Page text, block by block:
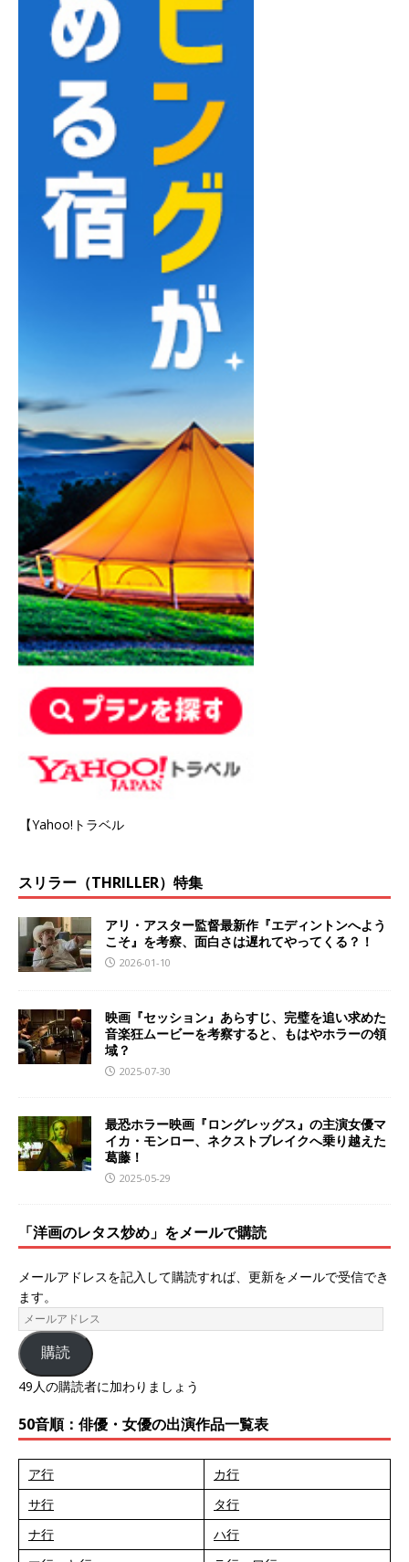
【Yahoo!トラベル
スリラー（THRILLER）特集
アリ・アスター監督最新作『エディントンへよう
こそ』を考察、面白さは遅れてやってくる？！
2026-01-10
映画『セッション』あらすじ、完璧を追い求めた
音楽狂ムービーを考察すると、もはやホラーの領
域？
2025-07-30
最恐ホラー映画『ロングレッグス』の主演女優マ
イカ・モンロー、ネクストブレイクへ乗り越えた
葛藤！
2025-05-29
「洋画のレタス炒め」をメールで購読
メールアドレスを記入して購読すれば、更新をメールで受信でき
ます。
購読
49人の購読者に加わりましょう
50音順：俳優・女優の出演作品一覧表
ア行
カ行
サ行
タ行
ナ行
ハ行